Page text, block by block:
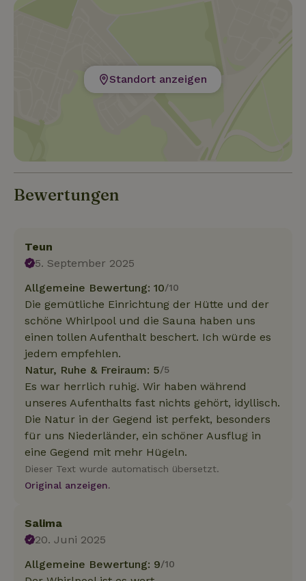
Standort anzeigen
Bewertungen
Teun
5. September 2025
Allgemeine Bewertung: 10/10
Die gemütliche Einrichtung der Hütte und der
schöne Whirlpool und die Sauna haben uns
einen tollen Aufenthalt beschert. Ich würde es
jedem empfehlen.
Natur, Ruhe & Freiraum: 5/5
Es war herrlich ruhig. Wir haben während
unseres Aufenthalts fast nichts gehört, idyllisch.
Die Natur in der Gegend ist perfekt, besonders
für uns Niederländer, ein schöner Ausflug in
eine Gegend mit mehr Hügeln.
Dieser Text wurde automatisch übersetzt.
Original anzeigen.
Salima
20. Juni 2025
Allgemeine Bewertung: 9/10